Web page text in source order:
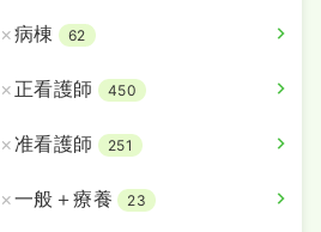
×病棟 62
× 正看護師 450
×准看護師 251
×一般＋療養 23